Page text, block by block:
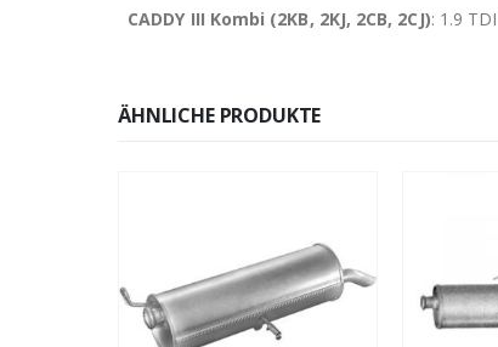
CADDY III Kombi (2KB, 2KJ, 2CB, 2CJ): 1.9
ÄHNLICHE PRODUKTE